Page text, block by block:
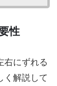
性
右にずれる
く解説して